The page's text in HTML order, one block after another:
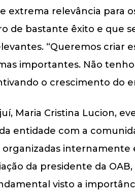
extrema relevância para
de bastante êxito e que
“Queremos
importantes. Não
o crescimento do
Maria Cristina Lucion,
entidade com a
organizadas
da presidente da
visto a